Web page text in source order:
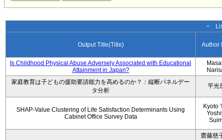
−
Output Title(Title) Author
Is Childhood Physical Abuse Adversely Associated with Educational
Attainment in Japan?
家庭教育は子どもの援助要請能力を高めるのか？：縦断パネルデー
タ分析
平光
SHAP-Value Clustering of Life Satisfaction Determinants Using
Cabinet Office Survey Data
Kyoto
齋藤慈